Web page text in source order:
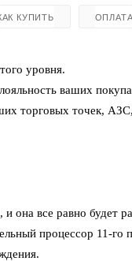
КУПИТЬ ОПЛАТА
уровня.
ваших
торговых точек,
она все равно будет
процессор 11-